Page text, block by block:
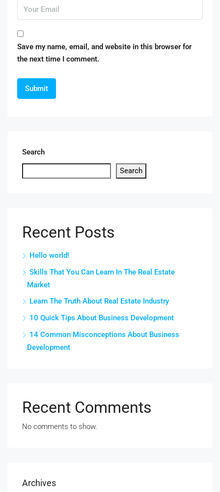
Save my name, email, and website in this browser for
the next time I comment.
Search
Search
Recent Posts
Hello world!
Skills That You Can Learn In The Real Estate
Market
Learn The Truth About Real Estate Industry
10 Quick Tips About Business Development
14 Common Misconceptions About Business
Development
Recent Comments
No comments to show.
Archives